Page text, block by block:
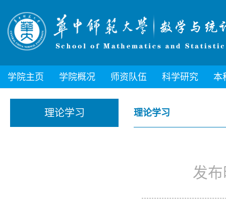
学院主页 学院概况 师资队伍 科学研究 本
理论学习 理论学习
发